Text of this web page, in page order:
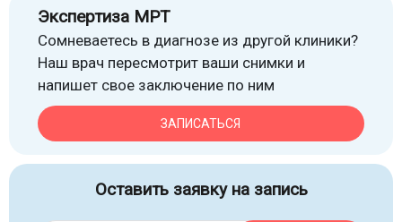
Экспертиза МРТ
Сомневаетесь в диагнозе из другой клиники?
Наш врач пересмотрит ваши снимки и
напишет свое заключение по ним
ЗАПИСАТЬСЯ
Оставить заявку на запись